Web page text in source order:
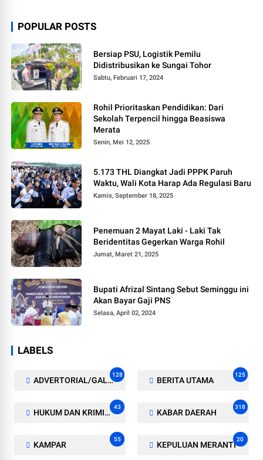
POPULAR POSTS
Bersiap PSU, Logistik Pemilu
Didistribusikan ke Sungai Tohor
Sabtu, Februari 17, 2024
Rohil Prioritaskan Pendidikan: Dari
Sekolah Terpencil hingga Beasiswa
Merata
Senin, Mei 12, 2025
5.173 THL Diangkat Jadi PPPK Paruh
Waktu, Wali Kota Harap Ada Regulasi Baru
Kamis, September 18, 2025
Penemuan 2 Mayat Laki - Laki Tak
Beridentitas Gegerkan Warga Rohil
Jumat, Maret 21, 2025
Bupati Afrizal Sintang Sebut Seminggu ini
Akan Bayar Gaji PNS
Selasa, April 02, 2024
LABELS
ADVERTORIAL/GALERI
128
BERITA UTAMA
125
HUKUM DAN KRIMINAL
43
KABAR DAERAH
318
KAMPAR
55
KEPULUAN MERANTI
20